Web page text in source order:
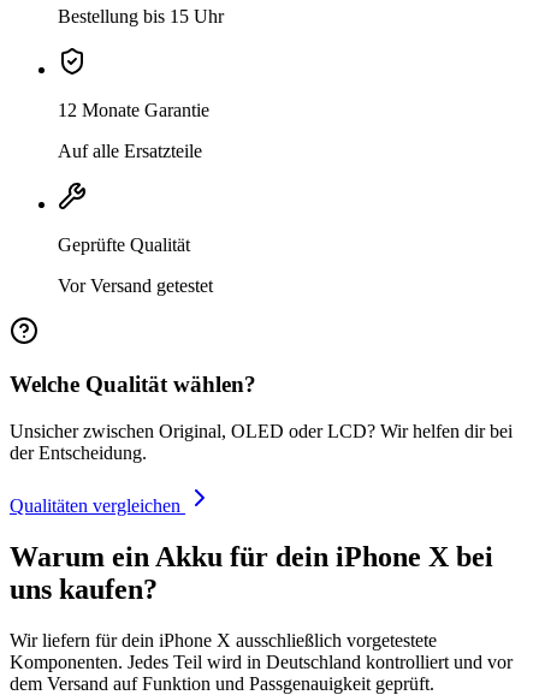
Bestellung bis 15 Uhr
12 Monate Garantie
Auf alle Ersatzteile
Geprüfte Qualität
Vor Versand getestet
Welche Qualität wählen?
Unsicher zwischen Original, OLED oder LCD? Wir helfen dir bei
der Entscheidung.
Qualitäten vergleichen
Warum ein Akku für dein iPhone X bei
uns kaufen?
Wir liefern für dein iPhone X ausschließlich vorgetestete
Komponenten. Jedes Teil wird in Deutschland kontrolliert und vor
dem Versand auf Funktion und Passgenauigkeit geprüft.